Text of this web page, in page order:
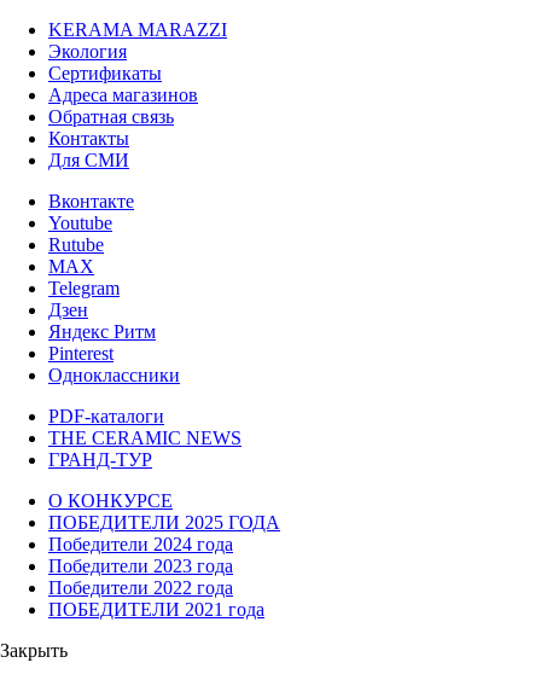
KERAMA MARAZZI
Экология
Сертификаты
Адреса магазинов
Обратная связь
Контакты
Для СМИ
Вконтакте
Youtube
Rutube
MAX
Telegram
Дзен
Яндекс Ритм
Pinterest
Одноклассники
PDF-каталоги
THE CERAMIC NEWS
ГРАНД-ТУР
О КОНКУРСЕ
ПОБЕДИТЕЛИ 2025 ГОДА
Победители 2024 года
Победители 2023 года
Победители 2022 года
ПОБЕДИТЕЛИ 2021 года
Закрыть